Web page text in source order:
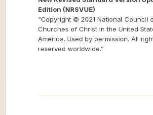
Edition (NRSVUE)
“Copyright © 2021 National Council
Churches of Christ in the United
America. Used by permission. All
reserved worldwide.”